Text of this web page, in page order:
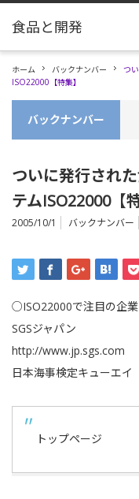
ホーム バックナンバー
つ
ISO22000【特集】
バックナンバー
ついに発行され
テムISO22000【特
2005/10/1 バックナンバー
○ISO22000で注目の企業
SGSジャパン
http://www.jp.sgs.com
日本海事検定キューエイ
トップページ